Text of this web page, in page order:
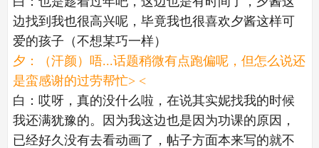
边找到我也很高兴呢，毕竟我也很喜欢夕酱这样可
爱的孩子（不想某巧一样）
夕：（汗颜）唔...话题稍微有点跑偏呢，但怎么说还
是蛮感谢的过劳帮忙> <
白：哎呀，真的没什么啦，在说其实妮找我的时候
我还满犹豫的。因为我这边也是因为功课的原因，
已经好久没有去看动画了，帖子方面本来写的就不